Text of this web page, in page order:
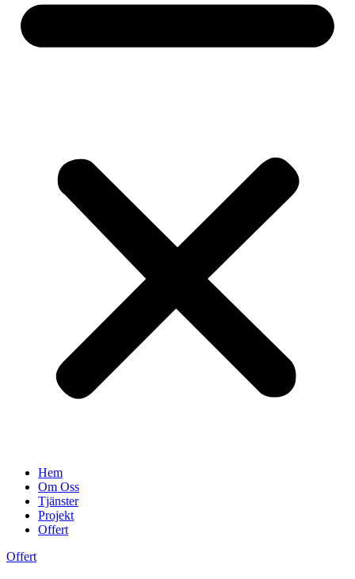
Hem
Om Oss
Tjänster
Projekt
Offert
Offert